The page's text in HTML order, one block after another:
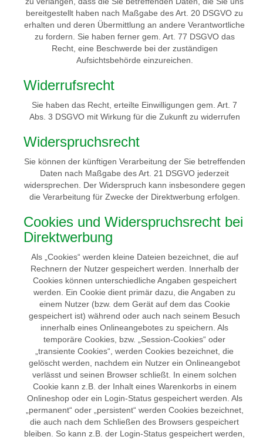
bereitgestellt haben nach Maßgabe des Art. 20 DSGVO zu
erhalten und deren Übermittlung an andere Verantwortliche
zu fordern. Sie haben ferner gem. Art. 77 DSGVO das
Recht, eine Beschwerde bei der zuständigen
Aufsichtsbehörde einzureichen.
Widerrufsrecht
Sie haben das Recht, erteilte Einwilligungen gem. Art. 7
Abs. 3 DSGVO mit Wirkung für die Zukunft zu widerrufen
Widerspruchsrecht
Sie können der künftigen Verarbeitung der Sie betreffenden
Daten nach Maßgabe des Art. 21 DSGVO jederzeit
widersprechen. Der Widerspruch kann insbesondere gegen
die Verarbeitung für Zwecke der Direktwerbung erfolgen.
Cookies und Widerspruchsrecht bei
Direktwerbung
Als „Cookies“ werden kleine Dateien bezeichnet, die auf
Rechnern der Nutzer gespeichert werden. Innerhalb der
Cookies können unterschiedliche Angaben gespeichert
werden. Ein Cookie dient primär dazu, die Angaben zu
einem Nutzer (bzw. dem Gerät auf dem das Cookie
gespeichert ist) während oder auch nach seinem Besuch
innerhalb eines Onlineangebotes zu speichern. Als
temporäre Cookies, bzw. „Session-Cookies“ oder
„transiente Cookies“, werden Cookies bezeichnet, die
gelöscht werden, nachdem ein Nutzer ein Onlineangebot
verlässt und seinen Browser schließt. In einem solchen
Cookie kann z.B. der Inhalt eines Warenkorbs in einem
Onlineshop oder ein Login-Status gespeichert werden. Als
„permanent“ oder „persistent“ werden Cookies bezeichnet,
die auch nach dem Schließen des Browsers gespeichert
bleiben. So kann z.B. der Login-Status gespeichert werden,